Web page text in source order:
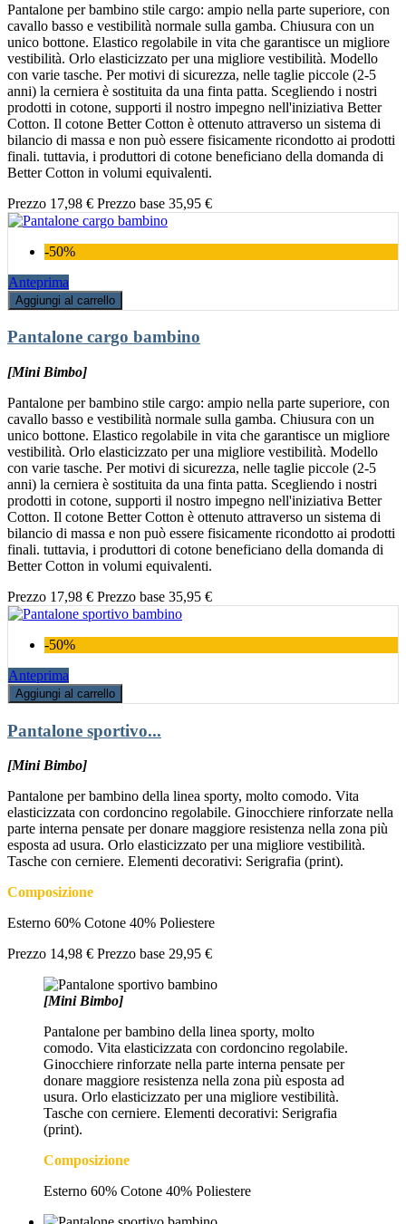
Pantalone per bambino stile cargo: ampio nella parte superiore, con
cavallo basso e vestibilità normale sulla gamba. Chiusura con un
unico bottone. Elastico regolabile in vita che garantisce un migliore
vestibilità. Orlo elasticizzato per una migliore vestibilità. Modello
con varie tasche. Per motivi di sicurezza, nelle taglie piccole (2-5
anni) la cerniera è sostituita da una finta patta. Scegliendo i nostri
prodotti in cotone, supporti il nostro impegno nell'iniziativa Better
Cotton. Il cotone Better Cotton è ottenuto attraverso un sistema di
bilancio di massa e non può essere fisicamente ricondotto ai prodotti
finali. tuttavia, i produttori di cotone beneficiano della domanda di
Better Cotton in volumi equivalenti.
Prezzo 17,98 € Prezzo base 35,95 €
-50%
Anteprima
Aggiungi al carrello
Pantalone cargo bambino
[Mini Bimbo]
Pantalone per bambino stile cargo: ampio nella parte superiore, con
cavallo basso e vestibilità normale sulla gamba. Chiusura con un
unico bottone. Elastico regolabile in vita che garantisce un migliore
vestibilità. Orlo elasticizzato per una migliore vestibilità. Modello
con varie tasche. Per motivi di sicurezza, nelle taglie piccole (2-5
anni) la cerniera è sostituita da una finta patta. Scegliendo i nostri
prodotti in cotone, supporti il nostro impegno nell'iniziativa Better
Cotton. Il cotone Better Cotton è ottenuto attraverso un sistema di
bilancio di massa e non può essere fisicamente ricondotto ai prodotti
finali. tuttavia, i produttori di cotone beneficiano della domanda di
Better Cotton in volumi equivalenti.
Prezzo 17,98 € Prezzo base 35,95 €
-50%
Anteprima
Aggiungi al carrello
Pantalone sportivo...
[Mini Bimbo]
Pantalone per bambino della linea sporty, molto comodo. Vita
elasticizzata con cordoncino regolabile. Ginocchiere rinforzate nella
parte interna pensate per donare maggiore resistenza nella zona più
esposta ad usura. Orlo elasticizzato per una migliore vestibilità.
Tasche con cerniere. Elementi decorativi: Serigrafia (print).
Composizione
Esterno 60% Cotone 40% Poliestere
Prezzo 14,98 € Prezzo base 29,95 €
[Mini Bimbo]
Pantalone per bambino della linea sporty, molto
comodo. Vita elasticizzata con cordoncino regolabile.
Ginocchiere rinforzate nella parte interna pensate per
donare maggiore resistenza nella zona più esposta ad
usura. Orlo elasticizzato per una migliore vestibilità.
Tasche con cerniere. Elementi decorativi: Serigrafia
(print).
Composizione
Esterno 60% Cotone 40% Poliestere